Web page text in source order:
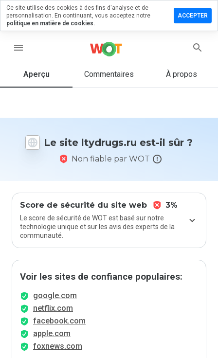
menu
Aperçu Commentaires À propos
Le site ltydrugs.ru est-il sûr ?
Non fiable par WOT
Score de sécurité du site web 3%
Le score de sécurité de WOT est basé sur notre
technologie unique et sur les avis des experts de la
communauté.
Voir les sites de confiance populaires:
google.com
netflix.com
facebook.com
apple.com
foxnews.com
un
1 et 5
vous à ce
Ce site utilise des cookies à des fins d'analyse et de
personnalisation. En continuant, vous acceptez notre
politique en matière de cookies.
ACCEPTER